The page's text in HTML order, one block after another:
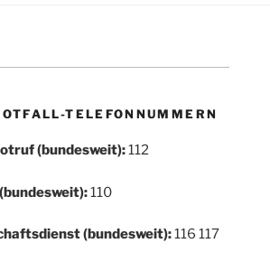
TELEFONNUMMERN
(bundesweit):112
110
(bundesweit):116 117